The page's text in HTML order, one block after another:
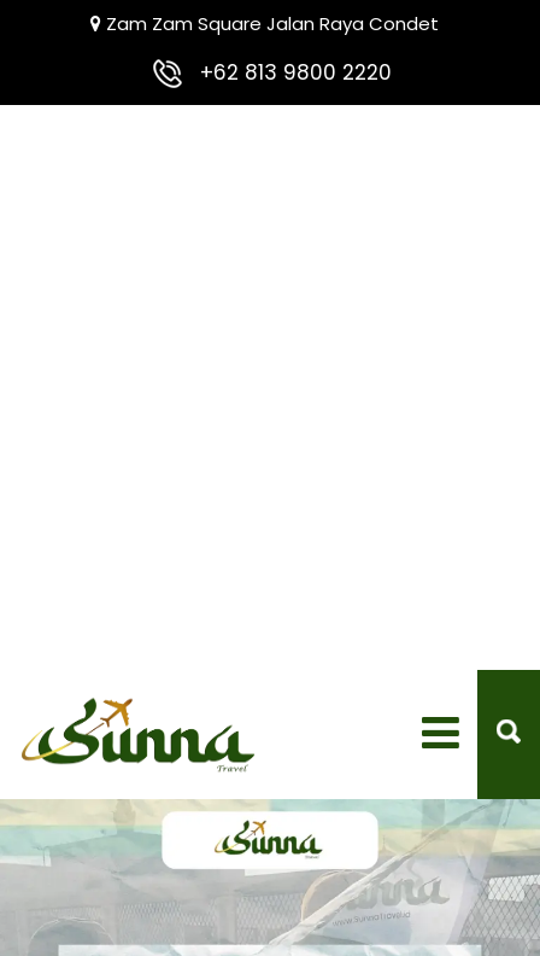
Zam Zam Square Jalan Raya Condet
+62 813 9800 2220